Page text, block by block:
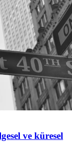
ve küresel